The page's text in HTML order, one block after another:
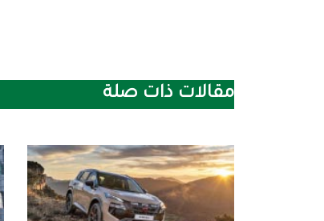
مقالات ذات صلة